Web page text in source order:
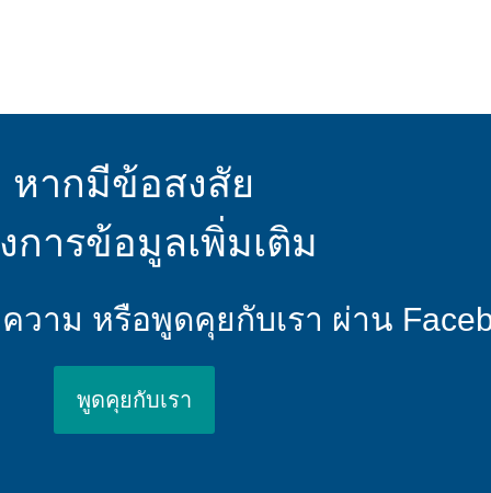
หากมีข้อสงสัย
การข้อมูลเพิ่มเติม
าม หรือพูดคุยกับเรา ผ่าน
พูดคุยกับเรา